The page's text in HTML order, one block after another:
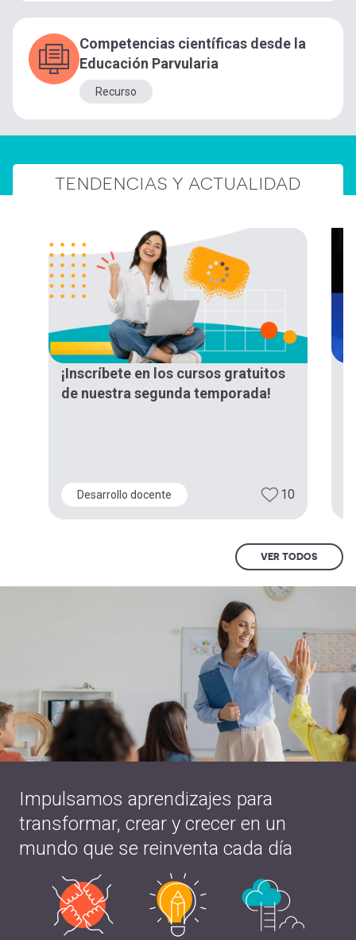
Competencias científicas desde la
Educación Parvularia
Recurso
TENDENCIAS Y ACTUALIDAD
¡Inscríbete en los cursos gratuitos
de nuestra segunda temporada!
Desarrollo docente 10
VER TODOS
Impulsamos aprendizajes para
transformar, crear y crecer en un
mundo que se reinventa cada día